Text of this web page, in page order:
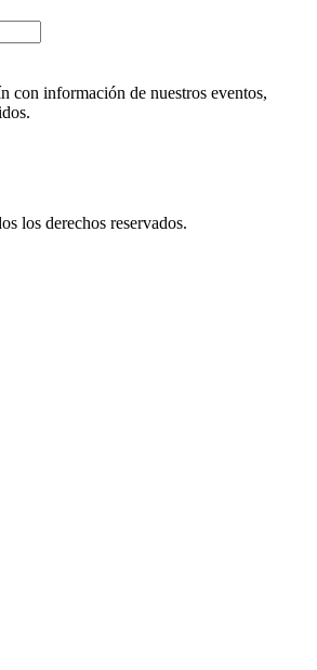
con información de nuestros eventos,
los derechos reservados.